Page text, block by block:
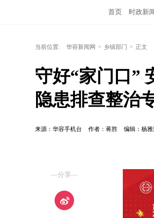
首页 时政新
当前位置: 华容新闻网 > 乡镇部门 > 正文
守好“家门口”
隐患排查整治
来源：华容手机台 作者：蒋胜 编辑：杨
—分享—